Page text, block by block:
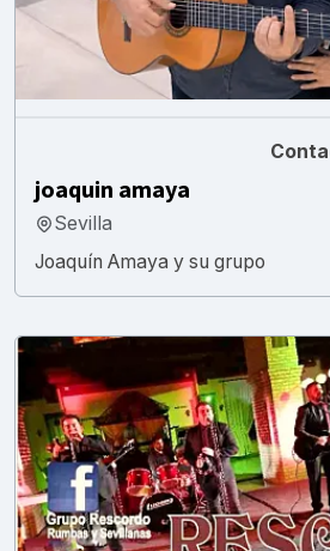
joaquin amaya
Sevilla
Joaquín Amaya y su grupo